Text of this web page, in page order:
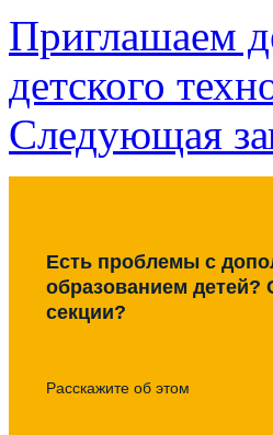
Приглашаем
детского
Следующая
Есть проблемы с
образованием детей?
секции?
Расскажите об этом